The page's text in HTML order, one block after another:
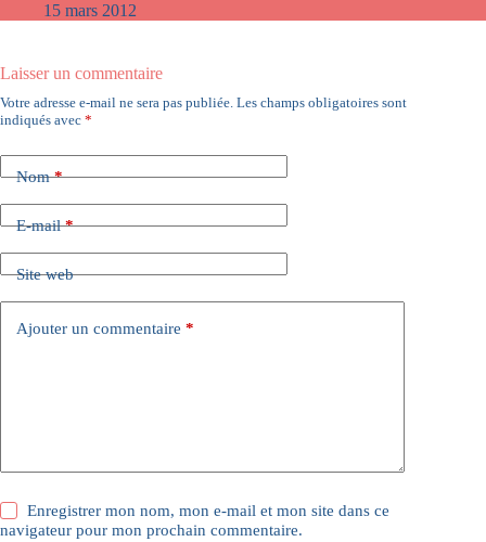
15 mars 2012
Laisser un commentaire
Votre adresse e-mail ne sera pas publiée. Les champs obligatoires sont
indiqués avec *
Nom*
E-mail*
Site web
Ajouter un commentaire *
Enregistrer mon nom, mon e-mail et mon site dans ce
navigateur pour mon prochain commentaire.